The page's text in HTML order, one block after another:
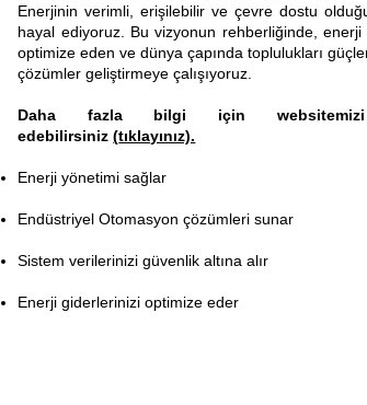
Enerjinin verimli, erişilebilir ve çevre dostu
hayal ediyoruz. Bu vizyonun rehberliğinde, enerji
optimize eden ve dünya çapında toplulukları
çözümler geliştirmeye çalışıyoruz.
Daha fazla bilgi için
edebilirsiniz(tıklayınız).
Enerji yönetimi sağlar
Endüstriyel Otomasyon çözümleri sunar
Sistem verilerinizi güvenlik altına alır
Enerji giderlerinizi optimize eder